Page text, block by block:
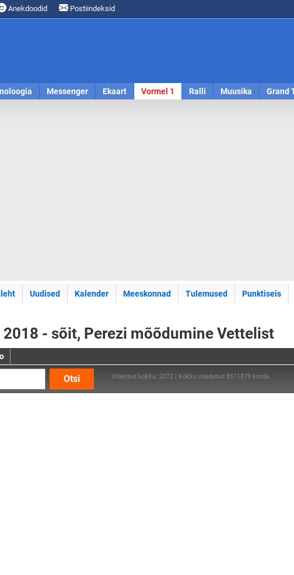
Anekdoodid Postiindeksid
Messenger Ekaart Vormel 1 Ralli Muusika Grand
Uudised Kalender Meeskonnad Tulemused Punktiseis
2018 - sõit, Perezi mõõdumine Vettelist
Otsi Videosid kokku: 2072 | Kokku vaadatud 8511879 korda